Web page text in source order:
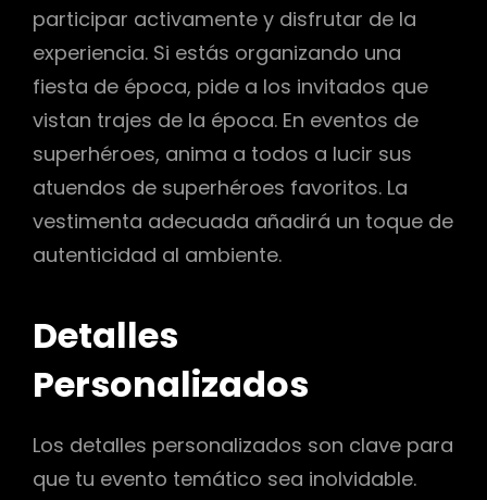
participar activamente y disfrutar de la
experiencia. Si estás organizando una
fiesta de época, pide a los invitados que
vistan trajes de la época. En eventos de
superhéroes, anima a todos a lucir sus
atuendos de superhéroes favoritos. La
vestimenta adecuada añadirá un toque de
autenticidad al ambiente.
Detalles
Personalizados
Los detalles personalizados son clave para
que tu evento temático sea inolvidable.